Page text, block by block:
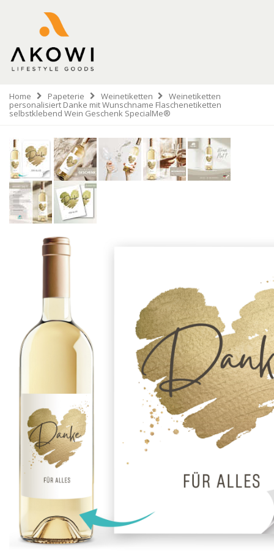
Home Papeterie Weinetiketten Weinetiketten
personalisiert Danke mit Wunschname Flaschenetiketten
selbstklebend Wein Geschenk SpecialMe®